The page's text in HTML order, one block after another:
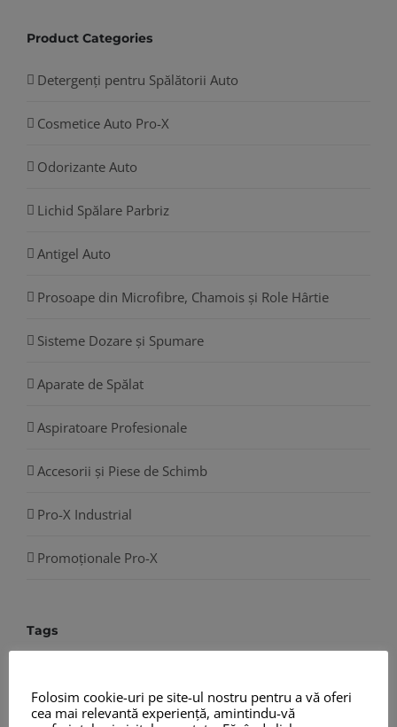
Product Categories
Detergenți pentru Spălătorii Auto
Cosmetice Auto Pro-X
Odorizante Auto
Lichid Spălare Parbriz
Antigel Auto
Prosoape din Microfibre, Chamois și Role Hârtie
Sisteme Dozare și Spumare
Aparate de Spălat
Aspiratoare Profesionale
Accesorii și Piese de Schimb
Pro-X Industrial
Promoționale Pro-X
Tags
agent termic
antifreeze-coolant antigel
Folosim cookie-uri pe site-ul nostru pentru a vă oferi
cea mai relevantă experiență, amintindu-vă